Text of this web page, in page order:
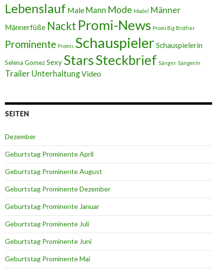
Lebenslauf Male Mann Mode Model Männer
Männerfüße Nackt Promi-News Promi Big Brother
Prominente Promis Schauspieler Schauspielerin
Selena GomezSexy StarsSteckbrief Sänger Sängerin
Trailer UnterhaltungVideo
SEITEN
Dezember
Geburtstag Prominente April
Geburtstag Prominente August
Geburtstag Prominente Dezember
Geburtstag Prominente Januar
Geburtstag Prominente Juli
Geburtstag Prominente Juni
Geburtstag Prominente Mai